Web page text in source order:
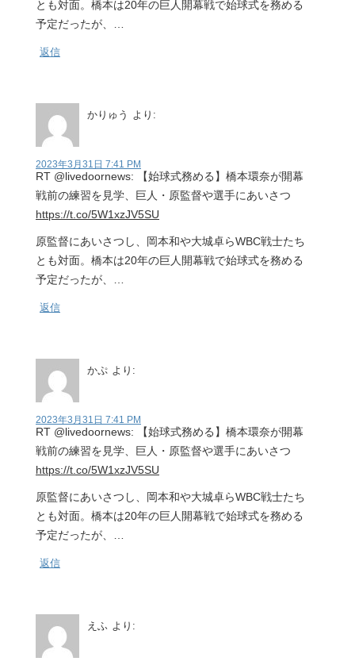
とも対面。橋本は20年の巨人開幕戦で始球式を務める
予定だったが、…
返信
かりゅう より:
2023年3月31日 7:41 PM
RT @livedoornews: 【始球式務める】橋本環奈が開幕
戦前の練習を見学、巨人・原監督や選手にあいさつ
https://t.co/5W1xzJV5SU
原監督にあいさつし、岡本和や大城卓らWBC戦士たち
とも対面。橋本は20年の巨人開幕戦で始球式を務める
予定だったが、…
返信
かぷ より:
2023年3月31日 7:41 PM
RT @livedoornews: 【始球式務める】橋本環奈が開幕
戦前の練習を見学、巨人・原監督や選手にあいさつ
https://t.co/5W1xzJV5SU
原監督にあいさつし、岡本和や大城卓らWBC戦士たち
とも対面。橋本は20年の巨人開幕戦で始球式を務める
予定だったが、…
返信
えふ より: